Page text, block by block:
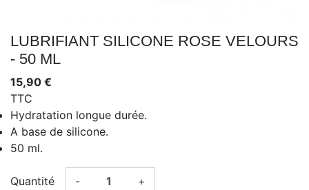
LUBRIFIANT SILICONE ROSE VELOURS
- 50 ML
15,90 €
TTC
Hydratation longue durée.
A base de silicone.
50 ml.
Quantité - +